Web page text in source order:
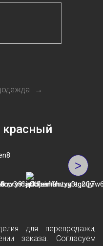
>
для перепродажи,
заказа. Согласуем